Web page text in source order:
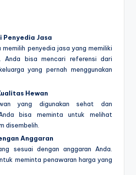
Penyedia Jasa
memilih penyedia jasa yang memiliki
Anda bisa mencari referensi dari
yang pernah menggunakan
Hewan
yang digunakan sehat dan
bisa meminta untuk melihat
disembelih.
Anggaran
sesuai dengan anggaran Anda.
meminta penawaran harga yang